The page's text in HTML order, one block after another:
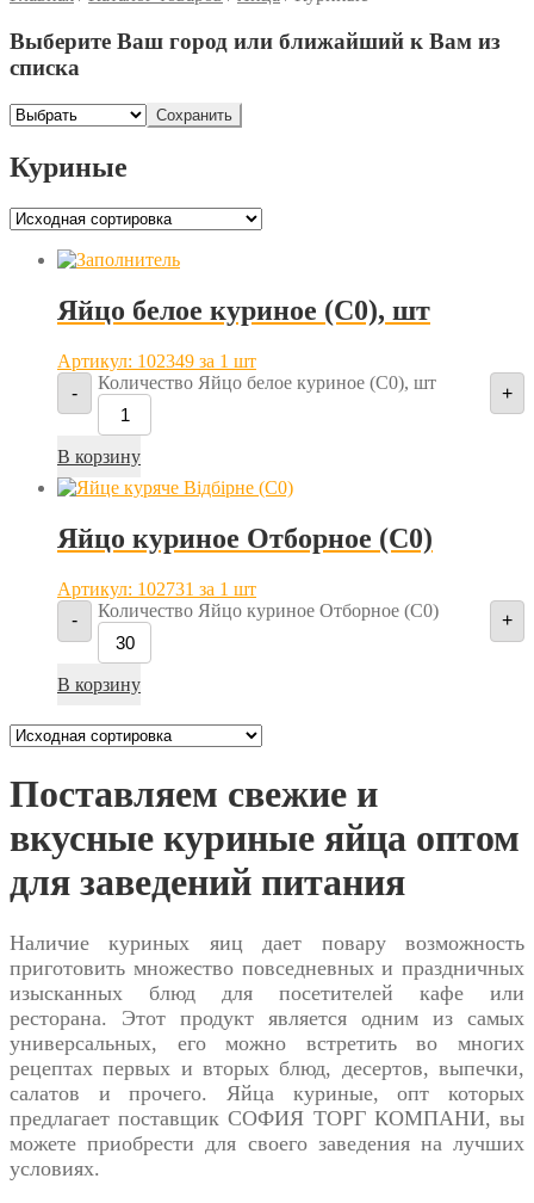
Выберите Ваш город или ближайший к Вам из
списка
Сохранить
Куриные
Яйцо белое куриное (С0), шт
Артикул: 102349 за 1 шт
-
Количество Яйцо белое куриное (С0), шт +
В корзину
Яйцо куриное Отборное (С0)
Артикул: 102731 за 1 шт
-
Количество Яйцо куриное Отборное (С0) +
В корзину
Поставляем свежие и
вкусные куриные яйца оптом
для заведений питания
Наличие куриных яиц дает повару возможность
приготовить множество повседневных и праздничных
изысканных блюд для посетителей кафе или
ресторана. Этот продукт является одним из самых
универсальных, его можно встретить во многих
рецептах первых и вторых блюд, десертов, выпечки,
салатов и прочего. Яйца куриные, опт которых
предлагает поставщик СОФИЯ ТОРГ КОМПАНИ, вы
можете приобрести для своего заведения на лучших
условиях.